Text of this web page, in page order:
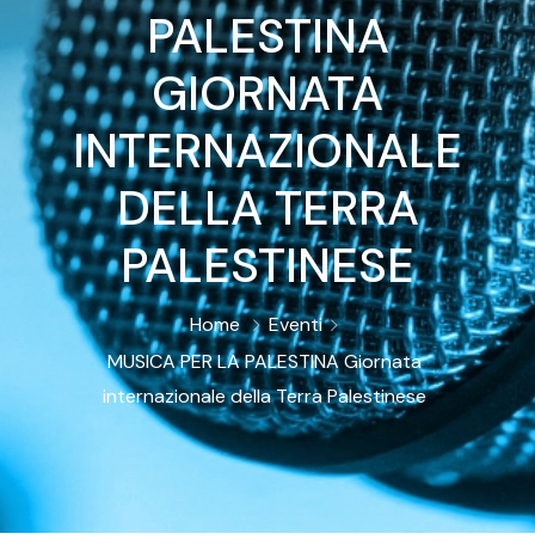
PALESTINA
GIORNATA
INTERNAZIONALE
DELLA TERRA
PALESTINESE
Home
Eventi
MUSICA PER LA PALESTINA Giornata
internazionale della Terra Palestinese